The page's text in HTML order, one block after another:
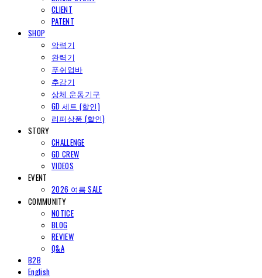
CLIENT
PATENT
SHOP
악력기
완력기
푸쉬업바
추감기
상체 운동기구
GD 세트 (할인)
리퍼상품 (할인)
STORY
CHALLENGE
GD CREW
VIDEOS
EVENT
2026 여름 SALE
COMMUNITY
NOTICE
BLOG
REVIEW
Q&A
B2B
English